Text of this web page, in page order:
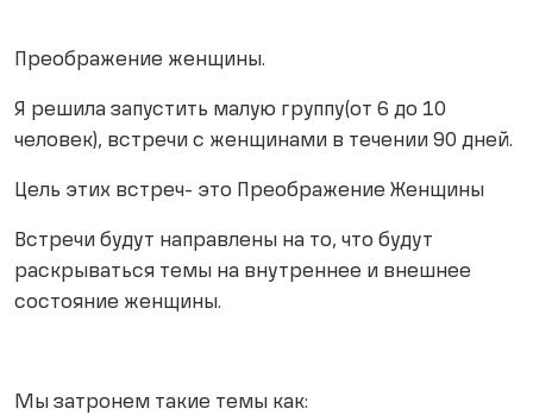
Преображение женщины.
Я решила запустить малую группу(от 6 до 10
человек), встречи с женщинами в течении 90 дней.
Цель этих встреч- это Преображение Женщины
Встречи будут направлены на то, что будут
раскрываться темы на внутреннее и внешнее
состояние женщины.
Мы затронем такие темы как: